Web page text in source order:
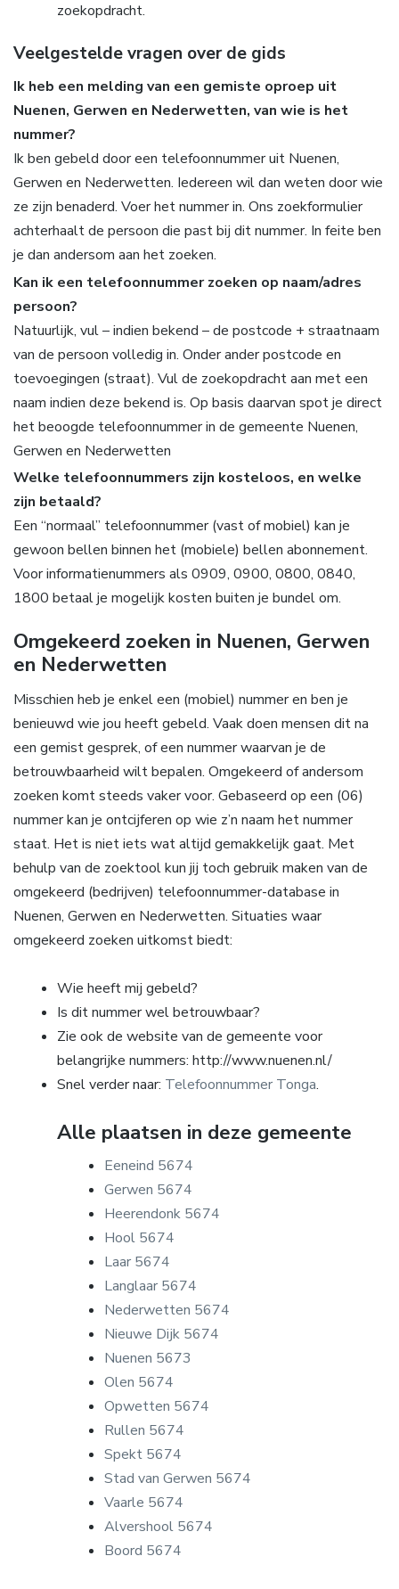
zoekopdracht.
Veelgestelde vragen over de gids
Ik heb een melding van een gemiste oproep uit
Nuenen, Gerwen en Nederwetten, van wie is het
nummer?
Ik ben gebeld door een telefoonnummer uit Nuenen,
Gerwen en Nederwetten. Iedereen wil dan weten door wie
ze zijn benaderd. Voer het nummer in. Ons zoekformulier
achterhaalt de persoon die past bij dit nummer. In feite ben
je dan andersom aan het zoeken.
Kan ik een telefoonnummer zoeken op naam/adres
persoon?
Natuurlijk, vul – indien bekend – de postcode + straatnaam
van de persoon volledig in. Onder ander postcode en
toevoegingen (straat). Vul de zoekopdracht aan met een
naam indien deze bekend is. Op basis daarvan spot je direct
het beoogde telefoonnummer in de gemeente Nuenen,
Gerwen en Nederwetten
Welke telefoonnummers zijn kosteloos, en welke
zijn betaald?
Een “normaal” telefoonnummer (vast of mobiel) kan je
gewoon bellen binnen het (mobiele) bellen abonnement.
Voor informatienummers als 0909, 0900, 0800, 0840,
1800 betaal je mogelijk kosten buiten je bundel om.
Omgekeerd zoeken in Nuenen, Gerwen
en Nederwetten
Misschien heb je enkel een (mobiel) nummer en ben je
benieuwd wie jou heeft gebeld. Vaak doen mensen dit na
een gemist gesprek, of een nummer waarvan je de
betrouwbaarheid wilt bepalen. Omgekeerd of andersom
zoeken komt steeds vaker voor. Gebaseerd op een (06)
nummer kan je ontcijferen op wie z’n naam het nummer
staat. Het is niet iets wat altijd gemakkelijk gaat. Met
behulp van de zoektool kun jij toch gebruik maken van de
omgekeerd (bedrijven) telefoonnummer-database in
Nuenen, Gerwen en Nederwetten. Situaties waar
omgekeerd zoeken uitkomst biedt:
Wie heeft mij gebeld?
Is dit nummer wel betrouwbaar?
Zie ook de website van de gemeente voor
belangrijke nummers: http://www.nuenen.nl/
Snel verder naar: Telefoonnummer Tonga.
Alle plaatsen in deze gemeente
Eeneind 5674
Gerwen 5674
Heerendonk 5674
Hool 5674
Laar 5674
Langlaar 5674
Nederwetten 5674
Nieuwe Dijk 5674
Nuenen 5673
Olen 5674
Opwetten 5674
Rullen 5674
Spekt 5674
Stad van Gerwen 5674
Vaarle 5674
Alvershool 5674
Boord 5674